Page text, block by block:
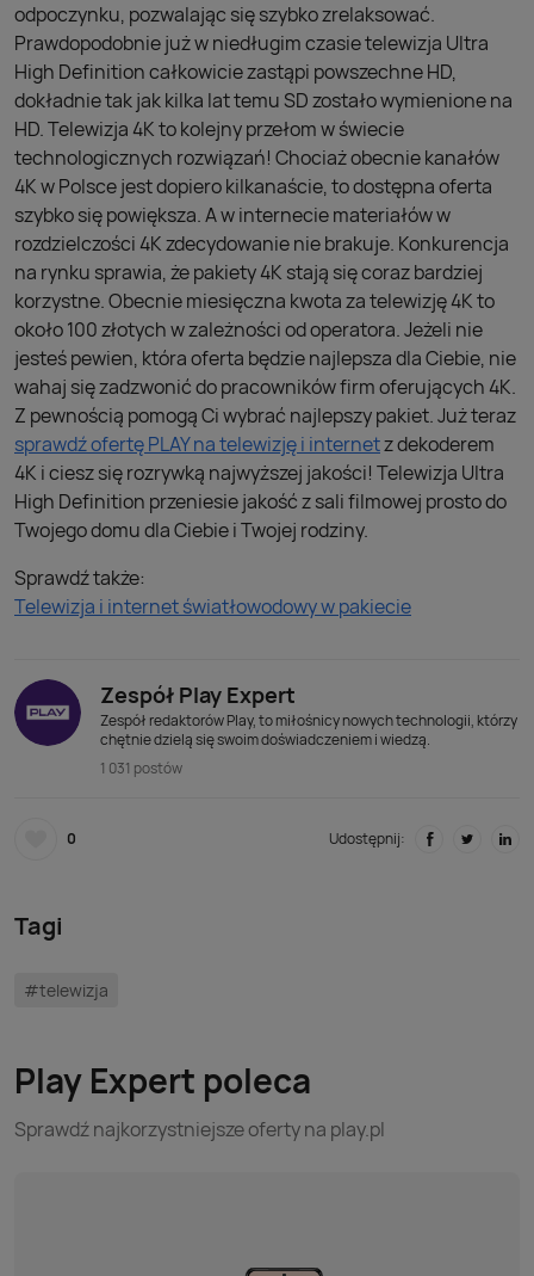
odpoczynku, pozwalając się szybko zrelaksować.
Prawdopodobnie już w niedługim czasie telewizja Ultra
High Definition całkowicie zastąpi powszechne HD,
dokładnie tak jak kilka lat temu SD zostało wymienione na
HD. Telewizja 4K to kolejny przełom w świecie
technologicznych rozwiązań! Chociaż obecnie kanałów
4K w Polsce jest dopiero kilkanaście, to dostępna oferta
szybko się powiększa. A w internecie materiałów w
rozdzielczości 4K zdecydowanie nie brakuje. Konkurencja
na rynku sprawia, że pakiety 4K stają się coraz bardziej
korzystne. Obecnie miesięczna kwota za telewizję 4K to
około 100 złotych w zależności od operatora. Jeżeli nie
jesteś pewien, która oferta będzie najlepsza dla Ciebie, nie
wahaj się zadzwonić do pracowników firm oferujących 4K.
Z pewnością pomogą Ci wybrać najlepszy pakiet. Już teraz
sprawdź ofertę PLAY na telewizję i internetz dekoderem
4K i ciesz się rozrywką najwyższej jakości! Telewizja Ultra
High Definition przeniesie jakość z sali filmowej prosto do
Twojego domu dla Ciebie i Twojej rodziny.
Sprawdź także:
Telewizja i internet światłowodowy w pakiecie
Zespół Play Expert
Zespół redaktorów Play, to miłośnicy nowych technologii, którzy
chętnie dzielą się swoim doświadczeniem i wiedzą.
1 031 postów
0 Udostępnij:
Tagi
#telewizja
Play Expert poleca
Sprawdź najkorzystniejsze oferty na play.pl